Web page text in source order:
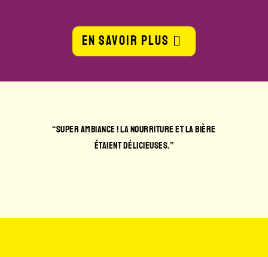
EN SAVOIR PLUS
“LE MEILLEUR SPOT POUR BOIRE UNE BIÈRE
AMBIANCE AU TOP ET ACCUEIL ULTRA SYMPA.”